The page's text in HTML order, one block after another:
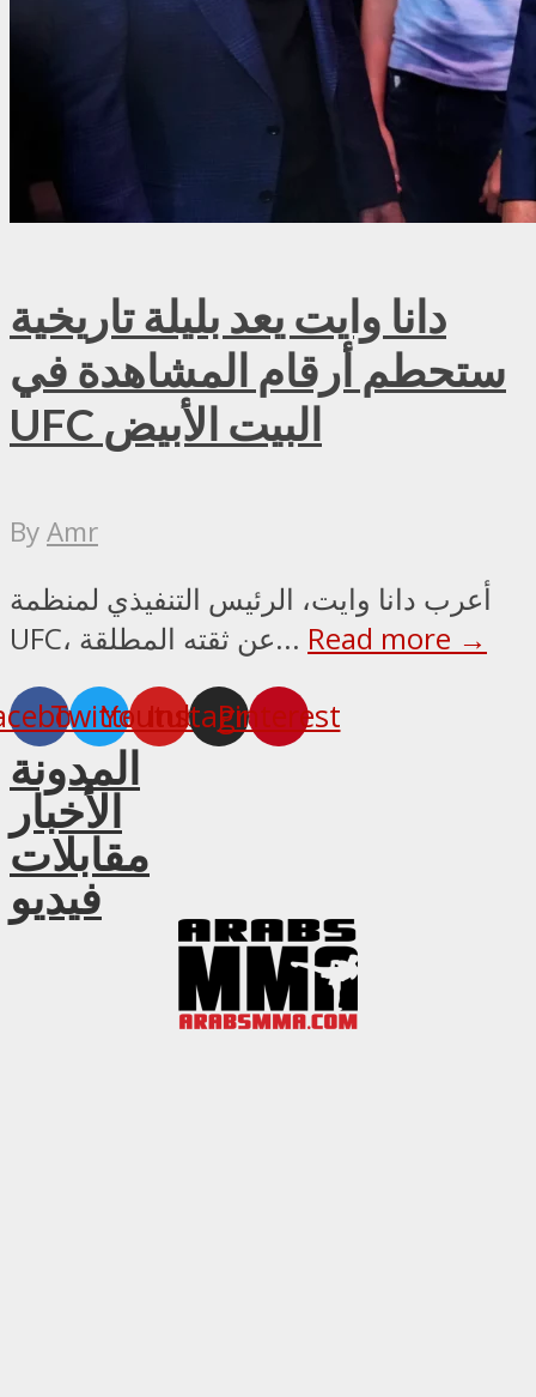
دانا وايت يعد بليلة تاريخية
ستحطم أرقام المشاهدة في
UFC البيت الأبيض
ByAmr
أعرب دانا وايت، الرئيس التنفيذي لمنظمة
UFC، عن ثقته المطلقة... Read more →
TwitterYoutube
Instagram
Pinterest
المدونة
الأخبار
مقابلات
فيديو